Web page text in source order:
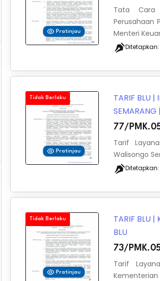
Pratinjau
Tata Cara
Perusahaan
Menteri
Tidak Berlaku
Pratinjau
TARIF BLU |
SEMARANG |
77/
Tarif
Walisongo
Tidak Berlaku
Pratinjau
TARIF BLU |
BLU
73/
Tarif
Kementerian